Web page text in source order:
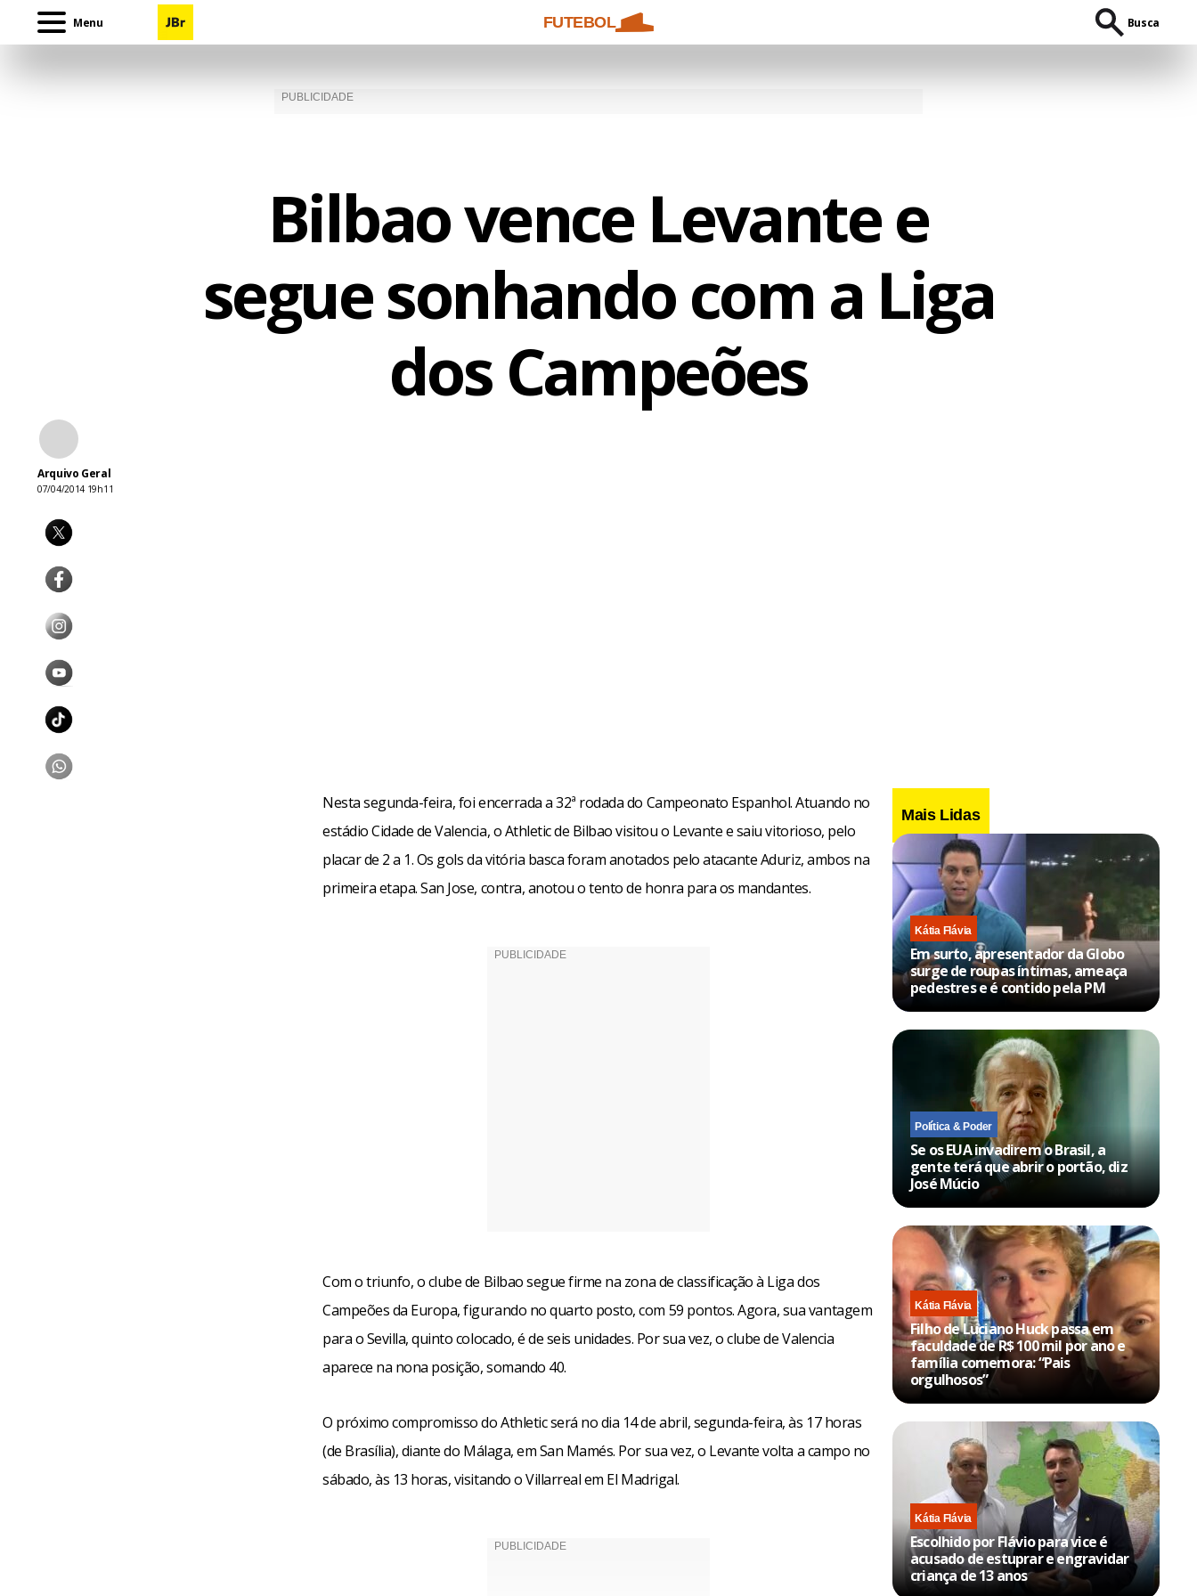
Menu FUTEBOL Busca
Bilbao vence Levante e
segue sonhando com a Liga
dos Campeões
Arquivo Geral
07/04/2014 19h11
Nesta segunda-feira, foi encerrada a 32ª rodada do Campeonato Espanhol. Atuando no
estádio Cidade de Valencia, o Athletic de Bilbao visitou o Levante e saiu vitorioso, pelo
placar de 2 a 1. Os gols da vitória basca foram anotados pelo atacante Aduriz, ambos na
primeira etapa. San Jose, contra, anotou o tento de honra para os mandantes.
Com o triunfo, o clube de Bilbao segue firme na zona de classificação à Liga dos
Campeões da Europa, figurando no quarto posto, com 59 pontos. Agora, sua vantagem
para o Sevilla, quinto colocado, é de seis unidades. Por sua vez, o clube de Valencia
aparece na nona posição, somando 40.
O próximo compromisso do Athletic será no dia 14 de abril, segunda-feira, às 17 horas
(de Brasília), diante do Málaga, em San Mamés. Por sua vez, o Levante volta a campo no
sábado, às 13 horas, visitando o Villarreal em El Madrigal.
Mais Lidas
Kátia Flávia
Em surto, apresentador da Globo
surge de roupas íntimas, ameaça
pedestres e é contido pela PM
Política & Poder
Se os EUA invadirem o Brasil, a
gente terá que abrir o portão, diz
José Múcio
Kátia Flávia
Filho de Luciano Huck passa em
faculdade de R$ 100 mil por ano e
família comemora: “Pais
orgulhosos”
Kátia Flávia
Escolhido por Flávio para vice é
acusado de estuprar e engravidar
criança de 13 anos